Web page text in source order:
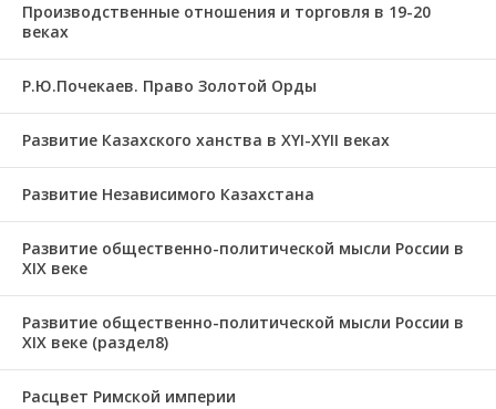
Производственные отношения и торговля в 19-20
веках
Р.Ю.Почекаев. Право Золотой Орды
Развитие Казахского ханства в ХҮІ-ХҮІІ веках
Развитие Независимого Казахстана
Развитие общественно-политической мысли России в
XIX веке
Развитие общественно-политической мысли России в
XIX веке (раздел8)
Расцвет Римской империи